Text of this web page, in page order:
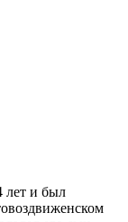
лет и был